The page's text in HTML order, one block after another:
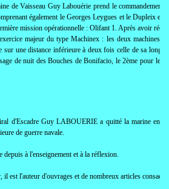
de Vaisseau Guy Labouérie prend le
également le Georges Leygues et le Dupleix et
mission opérationnelle : Olifant 1. Après avoir
majeur du type Machinex : les deux machines
sur une distance inférieure à deux fois celle de sa
de nuit des Bouches de Bonifacio, le 2ème pour
d'Escadre Guy LABOUERIE a quitté la marine en
de guerre navale.
depuis à l'enseignement et à la réflexion.
il est l'auteur d'ouvrages et de nombreux articles